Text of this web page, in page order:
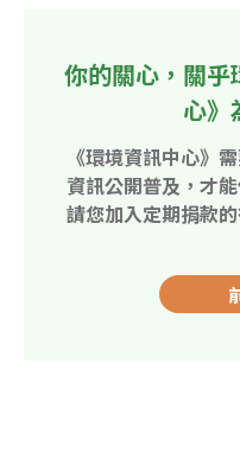
你的關心，關
心》
《環境資訊中心》
資訊公開普及，才
請您加入定期捐款